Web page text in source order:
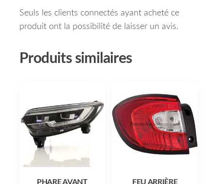
Seuls les clients connectés ayant acheté ce
produit ont la possibilité de laisser un avis.
Produits similaires
PHARE AVANT
FEU ARRIÈRE